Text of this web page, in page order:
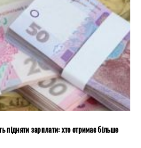
підняти зарплати: хто отримає більше